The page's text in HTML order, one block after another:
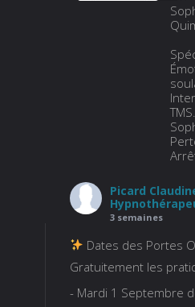
TMS.
Picard
3 semaines
Dates des Portes
Gratuitement les
- Mardi 1 Septembre